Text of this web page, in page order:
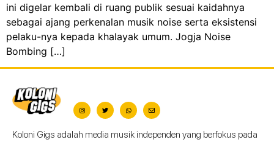
ini digelar kembali di ruang publik sesuai kaidahnya
sebagai ajang perkenalan musik noise serta eksistensi
pelaku-nya kepada khalayak umum. Jogja Noise
Bombing […]
Koloni Gigs adalah media musik independen yang berfokus pada